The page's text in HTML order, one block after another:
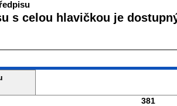
s celou hlavičkou je
381